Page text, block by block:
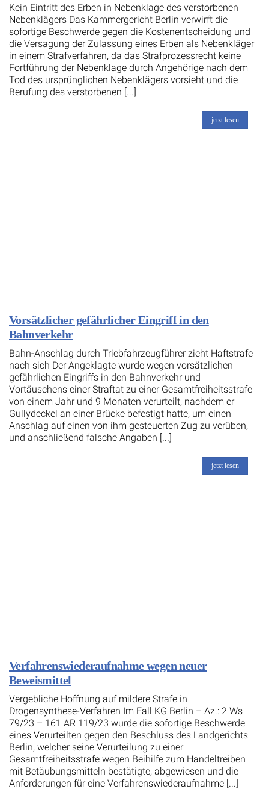
Kein Eintritt des Erben in Nebenklage des verstorbenen
Nebenklägers Das Kammergericht Berlin verwirft die
sofortige Beschwerde gegen die Kostenentscheidung und
die Versagung der Zulassung eines Erben als Nebenkläger
in einem Strafverfahren, da das Strafprozessrecht keine
Fortführung der Nebenklage durch Angehörige nach dem
Tod des ursprünglichen Nebenklägers vorsieht und die
Berufung des verstorbenen [...]
jetzt lesen
Vorsätzlicher gefährlicher Eingriff in den
Bahnverkehr
Bahn-Anschlag durch Triebfahrzeugführer zieht Haftstrafe
nach sich Der Angeklagte wurde wegen vorsätzlichen
gefährlichen Eingriffs in den Bahnverkehr und
Vortäuschens einer Straftat zu einer Gesamtfreiheitsstrafe
von einem Jahr und 9 Monaten verurteilt, nachdem er
Gullydeckel an einer Brücke befestigt hatte, um einen
Anschlag auf einen von ihm gesteuerten Zug zu verüben,
und anschließend falsche Angaben [...]
jetzt lesen
Verfahrenswiederaufnahme wegen neuer
Beweismittel
Vergebliche Hoffnung auf mildere Strafe in
Drogensynthese-Verfahren Im Fall KG Berlin – Az.: 2 Ws
79/23 – 161 AR 119/23 wurde die sofortige Beschwerde
eines Verurteilten gegen den Beschluss des Landgerichts
Berlin, welcher seine Verurteilung zu einer
Gesamtfreiheitsstrafe wegen Beihilfe zum Handeltreiben
mit Betäubungsmitteln bestätigte, abgewiesen und die
Anforderungen für eine Verfahrenswiederaufnahme [...]